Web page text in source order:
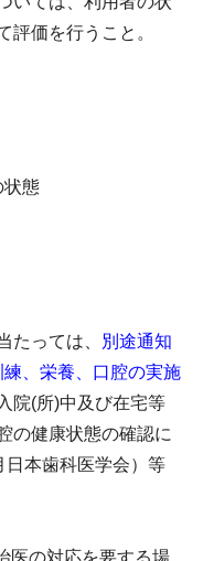
評価を行うこと。
状態
っては、
別途通知
、栄養、口腔の実施
院(所)中及び在宅等
の健康状態の確認に
日本歯科医学会）等
医の対応を要する場